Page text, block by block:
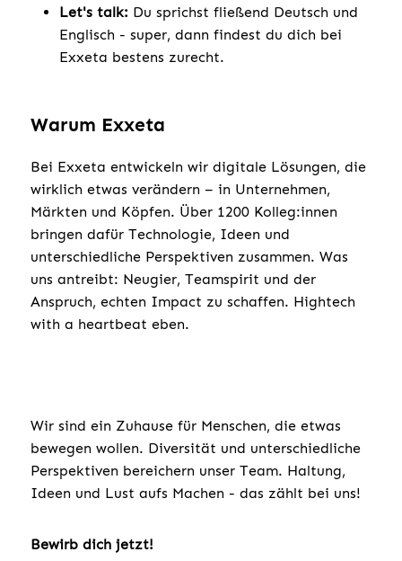
Let's talk: Du sprichst fließend Deutsch und
Englisch - super, dann findest du dich bei
Exxeta bestens zurecht.
Warum Exxeta
Bei Exxeta entwickeln wir digitale Lösungen, die
wirklich etwas verändern – in Unternehmen,
Märkten und Köpfen. Über 1200 Kolleg:innen
bringen dafür Technologie, Ideen und
unterschiedliche Perspektiven zusammen. Was
uns antreibt: Neugier, Teamspirit und der
Anspruch, echten Impact zu schaffen. Hightech
with a heartbeat eben.
Wir sind ein Zuhause für Menschen, die etwas
bewegen wollen. Diversität und unterschiedliche
Perspektiven bereichern unser Team. Haltung,
Ideen und Lust aufs Machen - das zählt bei uns!
Bewirb dich jetzt!